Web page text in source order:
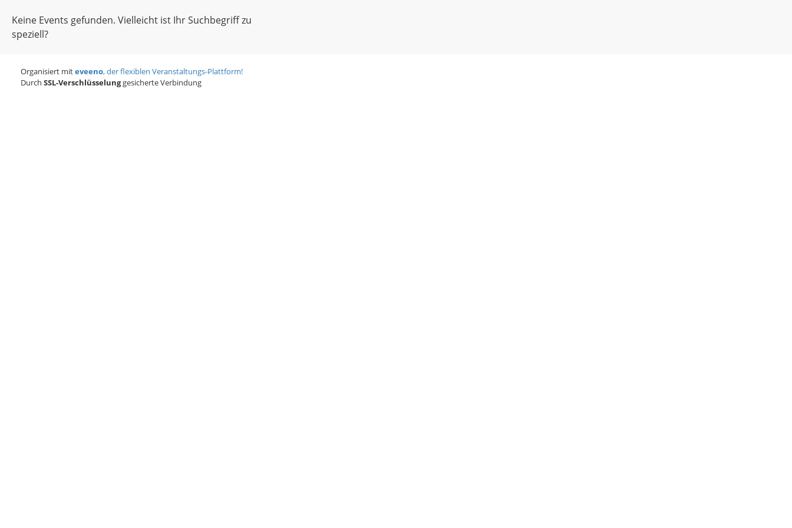
Keine Events gefunden. Vielleicht ist Ihr Suchbegriff zu
speziell?
Organisiert miteveeno, der flexiblen Veranstaltungs-Plattform!
Durch SSL-Verschlüsselunggesicherte Verbindung